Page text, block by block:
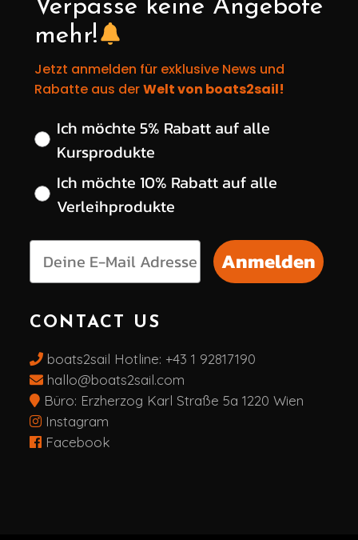
Verpasse keine Angebote
mehr!
Jetzt anmelden für exklusive News und
Rabatte aus derWelt von boats2sail!
Wähle deinen gewünschten Rabatt
Ich möchte 5% Rabatt auf alle
Kursprodukte
Ich möchte 10% Rabatt auf alle
Verleihprodukte
Anmelden
CONTACT US
boats2sail Hotline: +43 1 92817190
hallo@boats2sail.com
Büro: Erzherzog Karl Straße 5a 1220 Wien
Instagram
Facebook